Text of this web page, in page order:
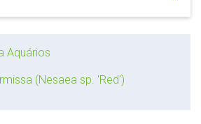
Aquários
(Nesaea sp. 'Red')